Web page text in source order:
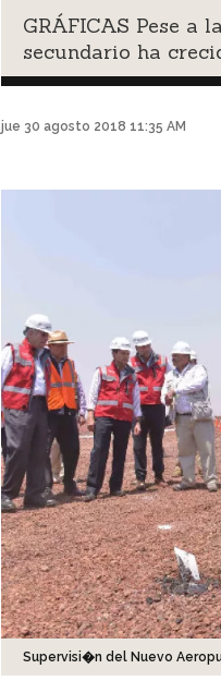
GRÁFICAS Pese a
secundario ha
jue 30 agosto 2018 11:35 AM
Supervisi�n del Nuevo